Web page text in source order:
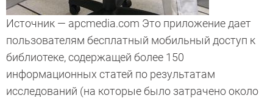
Источник — apcmedia.com Это приложение дает
пользователям бесплатный мобильный доступ к
библиотеке, содержащей более 150
информационных статей по результатам
исследований (на которые было затрачено около